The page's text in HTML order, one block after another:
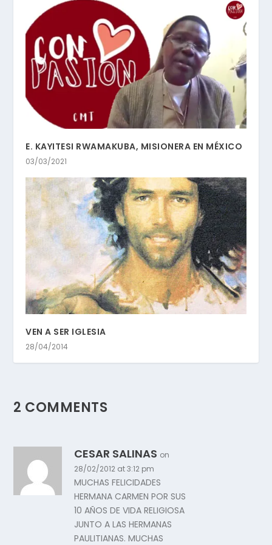
E. KAYITESI RWAMAKUBA, MISIONERA EN MÉXICO
03/03/2021
VEN A SER IGLESIA
28/04/2014
2 COMMENTS
CESAR SALINAS on
28/02/2012 at 3:12 pm
MUCHAS FELICIDADES
HERMANA CARMEN POR SUS
10 AÑOS DE VIDA RELIGIOSA
JUNTO A LAS HERMANAS
PAULITIANAS. MUCHAS